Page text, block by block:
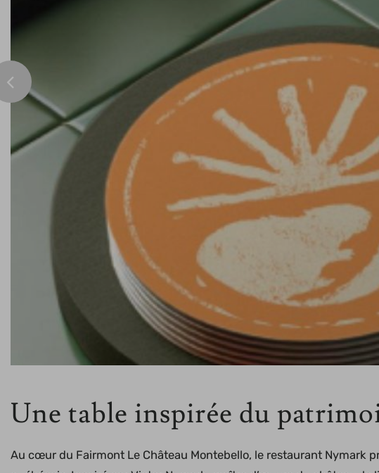
Une table inspirée du
Au cœur du Fairmont Le Château Montebello, le restaurant Nymark